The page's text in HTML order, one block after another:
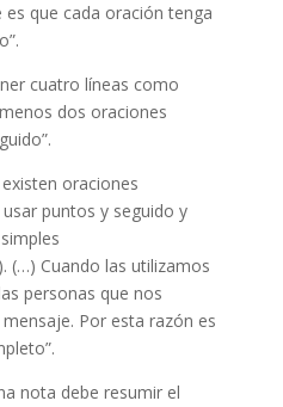
que cada oración tenga
cuatro líneas como
dos oraciones
oraciones
puntos y seguido y
(…) Cuando las utilizamos
personas que nos
Por esta razón es
nota debe resumir el